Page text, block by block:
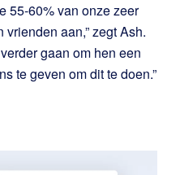
55-60% van onze zeer
aan,” zegt Ash.
gaan om hen een
te geven om dit te doen.”